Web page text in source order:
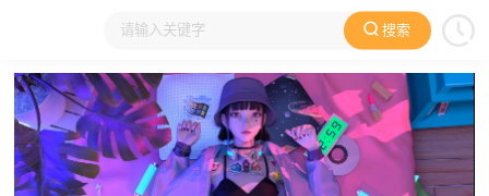
搜索
大家在看 日本动漫 国产动漫 欧美动漫 动漫电影